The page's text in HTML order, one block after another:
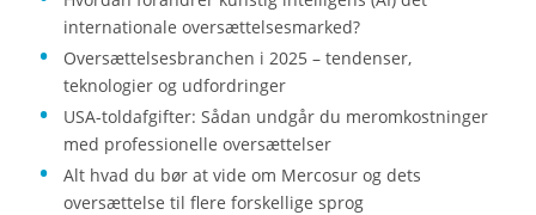
internationale oversættelsesmarked?
Oversættelsesbranchen i 2025 – tendenser,
teknologier og udfordringer
USA-toldafgifter: Sådan undgår du meromkostninger
med professionelle oversættelser
Alt hvad du bør at vide om Mercosur og dets
oversættelse til flere forskellige sprog